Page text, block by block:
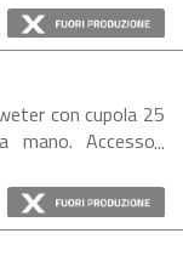
in seta,
garantire ...
con cupola 25
Accessori
delle alte